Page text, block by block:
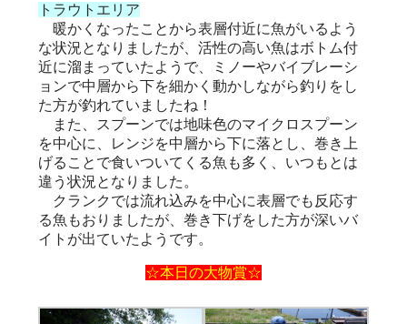
トラウトエリア
暖かくなったことから表層付近に魚がいるよう
な状況となりましたが、活性の高い魚はボトム付
近に溜まっていたようで、ミノーやバイブレーシ
ョンで中層から下を細かく動かしながら釣りをし
た方が釣れていましたね！
また、スプーンでは地味色のマイクロスプーン
を中心に、レンジを中層から下に落とし、巻き上
げることで食いついてくる魚も多く、いつもとは
違う状況となりました。
クランクでは流れ込みを中心に表層でも反応す
る魚もおりましたが、巻き下げをした方が深いバ
イトが出ていたようです。
☆本日の大物賞☆